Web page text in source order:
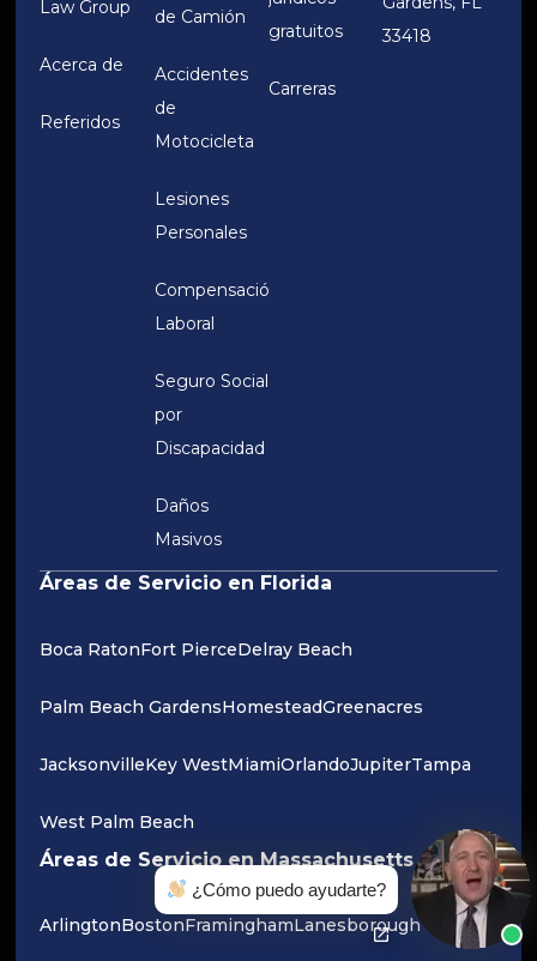
Law Group
Acerca de
Referidos
de Camión
Accidentes
de
Motocicleta
Lesiones
Personales
Compensación
Laboral
Seguro Social
por
Discapacidad
Daños
Masivos
gratuitos
Carreras
33418
Áreas de Servicio en Florida
Boca RatonFort PierceDelray Beach
Palm Beach GardensHomesteadGreenacres
JacksonvilleKey WestMiamiOrlandoJupiterTampa
West Palm Beach
Áreas de Servicio en Massachusetts
ArlingtonBostonFraminghamLanesborough
¿Cómo puedo ayudarte?